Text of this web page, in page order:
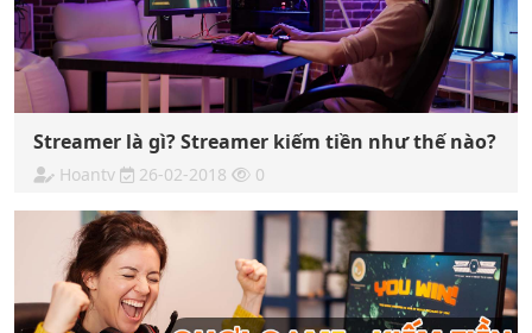
Streamer là gì? Streamer kiếm tiền như thế nào?
Hoantv 26-02-2018 0